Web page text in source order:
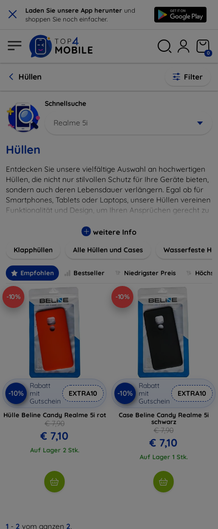
× Laden Sie unsere App herunter und
shoppen Sie noch einfacher.
0
Hüllen Filter
Schnellsuche
Realme 5i
Hüllen
Entdecken Sie unsere vielfältige Auswahl an hochwertigen
Hüllen, die nicht nur stilvollen Schutz für Ihre Geräte bieten,
sondern auch deren Lebensdauer verlängern. Egal ob für
Smartphones, Tablets oder Laptops, unsere Hüllen vereinen
Funktionalität und Design, um Ihren Ansprüchen gerecht zu
Farben, um Ihren persönlichen Stil perfekt zu
weitere Info
Klapphüllen Alle Hüllen und Cases Wasserfeste
Empfohlen Bestseller Niedrigster Preis
-10%
-10%
Rabatt
mit
Gutschein
EXTRA10
Hülle Beline Candy Realme 5i rot
€ 7,90
€ 7,10
Auf Lager 2 Stk.
-10%
-10%
Rabatt
mit
Gutschein
EXTRA10
Case Beline Candy Realme 5i
schwarz
€ 7,90
€ 7,10
Auf Lager 1 Stk.
1 - 2 vom ganzen 2.